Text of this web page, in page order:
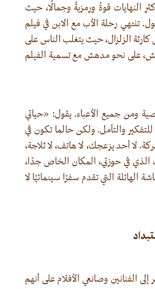
النهايات قوةً ورمزيةً وجمالًا، حيث
تنتهي رحلة الأب مع الابن في فيلم
كارثة الزلزال، حيث يتغلب الناس على
على نحو مدهش مع تسمية الفيلم
ومن جميع الأعباء. يقول: «حياتي
والتأمل. ولكن حالما تكون في
لا أحد يزعجك، لا هاتف، لا ثلاجة،
الذي في حوزتي، المكان الخاص جدًا،
التي تقدم سفرًا سينمائيًا لا
الفنانين وصانعي الأفلام على أنهم